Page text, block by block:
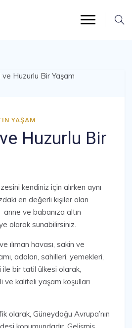
YAŞAM
Huzurlu Bir
kendiniz için alırken aynı
en değerli kişiler olan
anne ve babanıza altın
olarak sunabilirsiniz.
ılıman havası, sakin ve
adaları, sahilleri, yemekleri,
ile bir tatil ülkesi olarak,
ve kaliteli yaşam koşulları
olarak, Güneydoğu Avrupa’nın